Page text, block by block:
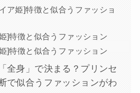
ア姫]特徴と似合うファッショ
]特徴と似合うファッション
]特徴と似合うファッション
全身」で決まる？プリンセ
で似合うファッションがわ